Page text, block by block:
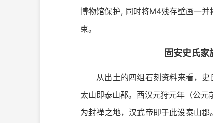
博物馆保护, 同时将M4残存壁画一
束。
固安史氏
从出土的四组石刻资料来看，史
太山即泰山郡。西汉元狩元年（公
为封禅之地，汉武帝即于此设泰山